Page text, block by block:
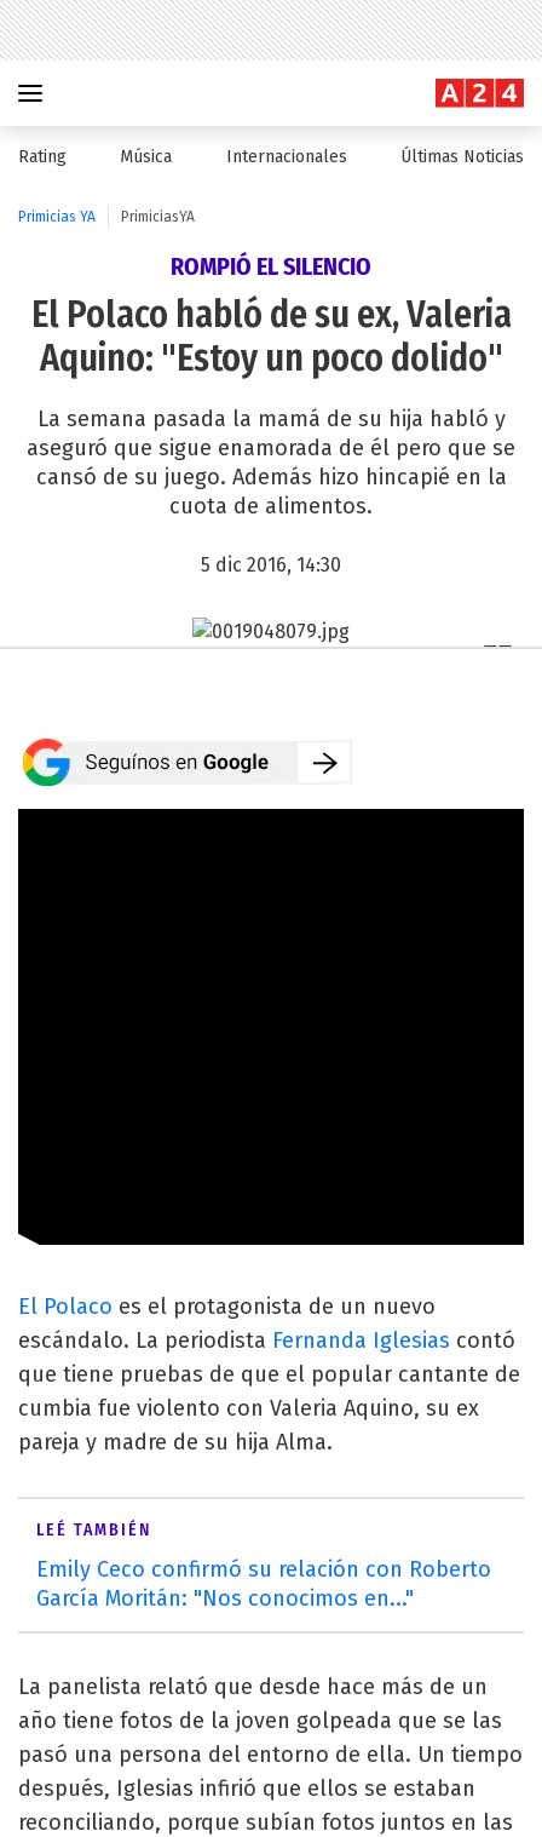
Rating Música Internacionales Últimas Noticias
Primicias YA PrimiciasYA
ROMPIÓ EL SILENCIO
El Polaco habló de su ex, Valeria
Aquino: "Estoy un poco dolido"
La semana pasada la mamá de su hija habló y
aseguró que sigue enamorada de él pero que se
cansó de su juego. Además hizo hincapié en la
cuota de alimentos.
5 dic 2016, 14:30
El Polaco es el protagonista de un nuevo
escándalo. La periodista Fernanda Iglesias contó
que tiene pruebas de que el popular cantante de
cumbia fue violento con Valeria Aquino, su ex
pareja y madre de su hija Alma.
LEÉ TAMBIÉN
Emily Ceco confirmó su relación con Roberto
García Moritán: "Nos conocimos en..."
La panelista relató que desde hace más de un
año tiene fotos de la joven golpeada que se las
pasó una persona del entorno de ella. Un tiempo
después, Iglesias infirió que ellos se estaban
reconciliando, porque subían fotos juntos en las